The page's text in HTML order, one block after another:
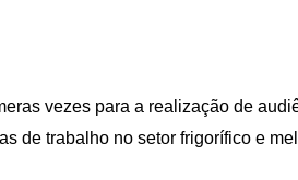
vezes para a realização de
de trabalho no setor frigorífico e